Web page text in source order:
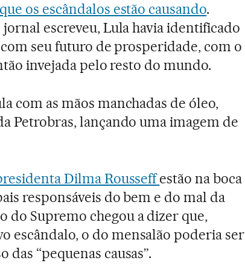
os escândalos estão causando.
escreveu, Lula havia identificado
seu futuro de prosperidade, com o
invejada pelo resto do mundo.
com as mãos manchadas de óleo,
Petrobras, lançando uma imagem de
Dilma Rousseffestão na boca
responsáveis do bem e do mal da
do Supremo chegou a dizer que,
escândalo, o do mensalão poderia ser
“pequenas causas”.